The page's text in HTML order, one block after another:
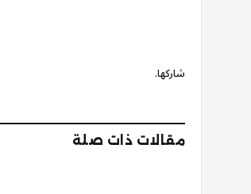
شاركها.
مقالات ذات صلة